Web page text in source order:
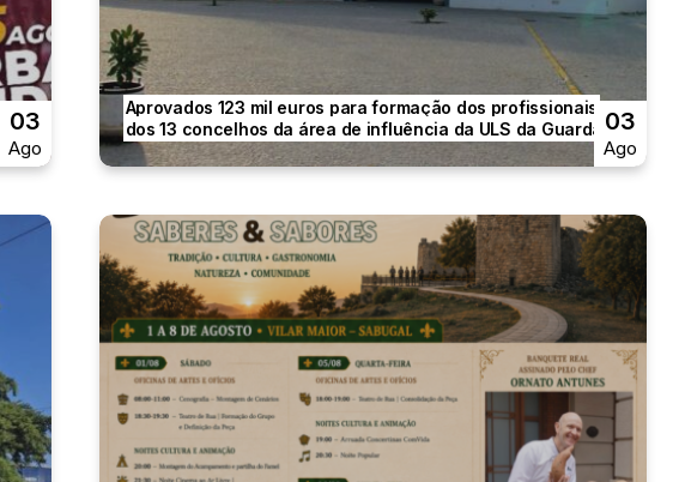
03
Ago
Aprovados 123 mil euros para formação dos profissionais
dos 13 concelhos da área de influência da ULS da Guarda.03
Ago